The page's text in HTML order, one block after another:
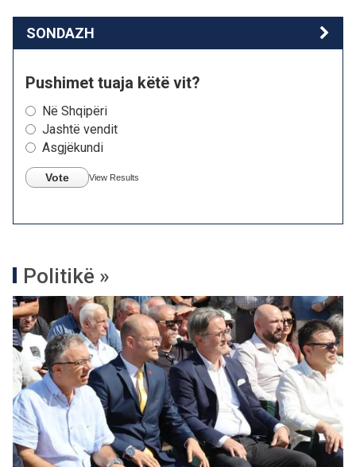
SONDAZH
Pushimet tuaja këtë vit?
Në Shqipëri
Jashtë vendit
Asgjëkundi
Vote View Results
Politikë »